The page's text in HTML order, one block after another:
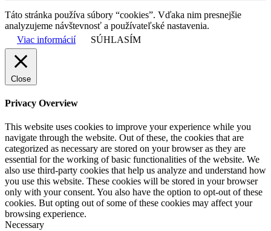
Táto stránka používa súbory “cookies”. Vďaka nim presnejšie
analyzujeme návštevnosť a používateľské nastavenia.
Viac informácií
SÚHLASÍM
Close
Privacy Overview
This website uses cookies to improve your experience while you
navigate through the website. Out of these, the cookies that are
categorized as necessary are stored on your browser as they are
essential for the working of basic functionalities of the website. We
also use third-party cookies that help us analyze and understand how
you use this website. These cookies will be stored in your browser
only with your consent. You also have the option to opt-out of these
cookies. But opting out of some of these cookies may affect your
browsing experience.
Necessary